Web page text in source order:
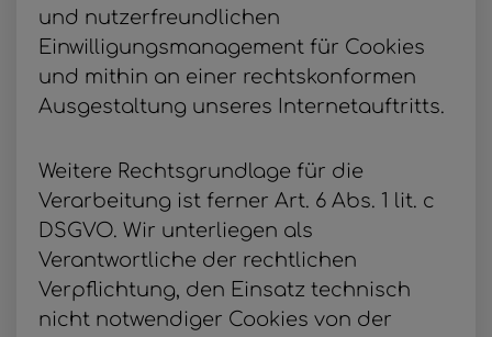
und nutzerfreundlichen
Einwilligungsmanagement für Cookies
und mithin an einer rechtskonformen
Ausgestaltung unseres Internetauftritts.
Weitere Rechtsgrundlage für die
Verarbeitung ist ferner Art. 6 Abs. 1 lit. c
DSGVO. Wir unterliegen als
Verantwortliche der rechtlichen
Verpflichtung, den Einsatz technisch
nicht notwendiger Cookies von der